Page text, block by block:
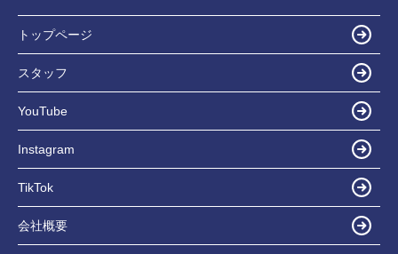
トップページ
スタッフ
YouTube
Instagram
TikTok
会社概要